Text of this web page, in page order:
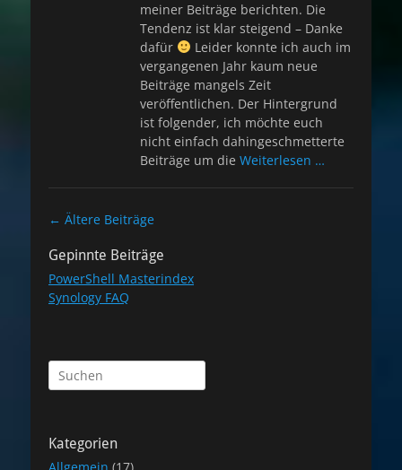
meiner Beiträge berichten. Die
Tendenz ist klar steigend – Danke
dafür
Leider konnte ich auch im
vergangenen Jahr kaum neue
Beiträge mangels Zeit
veröffentlichen. Der Hintergrund
ist folgender, ich möchte euch
nicht einfach dahingeschmetterte
Beiträge um die Weiterlesen …
Beitragsnavigation
← Ältere Beiträge
Gepinnte Beiträge
PowerShell Masterindex
Synology FAQ
Suchen
nach:
Kategorien